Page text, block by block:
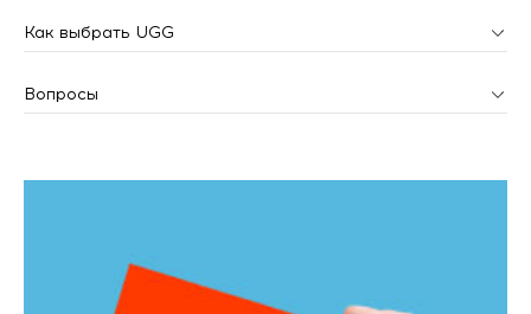
Как выбрать UGG
Вопросы